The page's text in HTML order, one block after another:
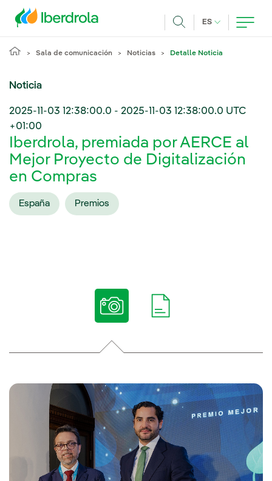
ES IDIOMA
Sala de comunicación Noticias Detalle Noticia
Noticia
2025-11-03 12:38:00.0 - 2025-11-03 12:38:00.0 UTC
+01:00
Iberdrola, premiada por AERCE al
Mejor Proyecto de Digitalización
en Compras
España Premios